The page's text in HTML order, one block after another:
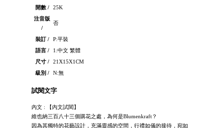
開數 /
25K
注音版
/
否
裝訂 /
P:平裝
語言 /
1:中文 繁體
尺寸 /
21X15X1CM
級別 /
N:無
試閱文字
內文 : 【內文試閱】
維也納三百八十三個購花之處，為何是Blumenkraft？
因為其獨特的花藝設計，充滿靈感的空間，行禮如儀的接待，宛如